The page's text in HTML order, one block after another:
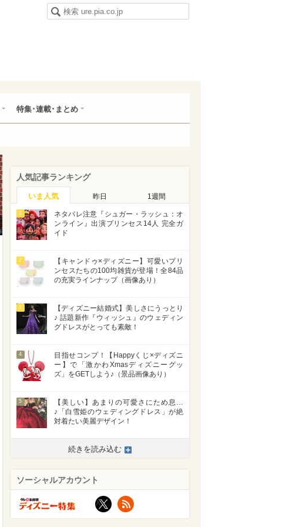
特集･連載･まとめ
人気記事ランキング
いま人気 昨日 1週間
1
ネタバレ注意『シュガー・ラッシュ：オ
ンライン』出演プリンセス14人 完全ガ
イド
2
【キャンドゥ×ディズニー】可愛いプリ
ンセスたちの100均雑貨が登場！全84品
の充実ラインナップ（画像あり）
3
【ディズニー結婚式】美しさにうっとり
♪ 話題新作『ウィッシュ』のウェディン
グドレスがとっても素敵！
4
目指せコンプ！【Happyくじ×ディズニ
ー】で「激かわXmasディズニーグッ
ズ」をGETしよう♪（景品画像あり）
5
【美しい】あまりの可愛さにため息…
♪「白雪姫のウェディングドレス」が絶
対着たい美麗デザイン！
続きを読み込む
ソーシャルアカウント
X